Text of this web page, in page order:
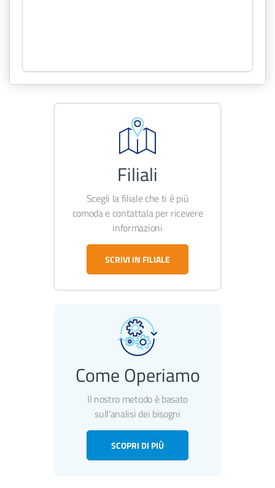
Filiali
Scegli la filiale che ti è più
comoda e contattala per ricevere
informazioni
SCRIVI IN FILIALE
Come Operiamo
Il nostro metodo è basato
sull’analisi dei bisogni
SCOPRI DI PIÙ